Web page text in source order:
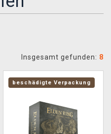
Insgesamt gefunden: 8
beschädigte Verpackung